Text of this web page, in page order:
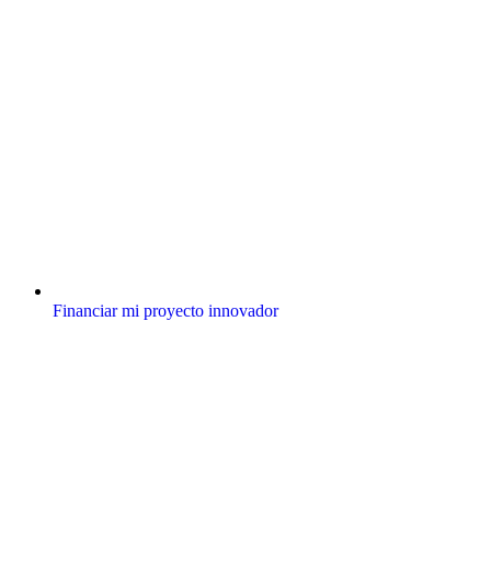
Financiar mi proyecto innovador